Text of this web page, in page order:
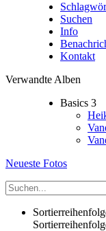
Suchen
Info
Kontakt
Verwandte Alben
Basics 3
Neueste Fotos